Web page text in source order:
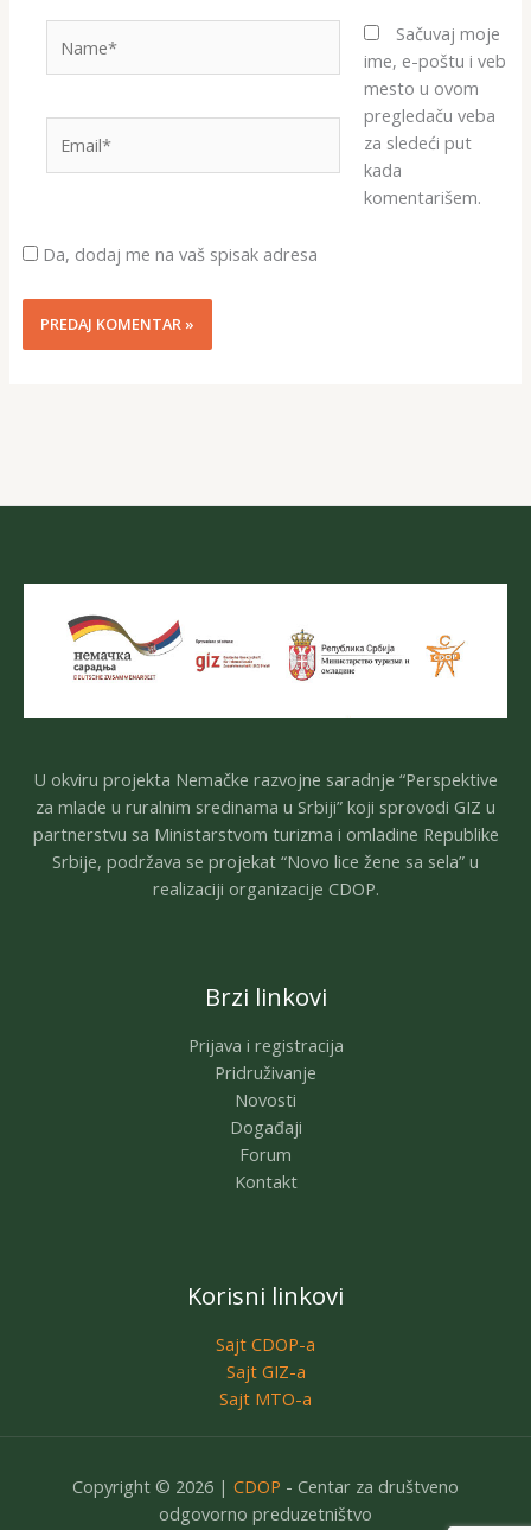
Sačuvaj moje
ime, e-poštu i veb
mesto u ovom
pregledaču veba
za sledeći put
kada
komentarišem.
Da, dodaj me na vaš spisak adresa
U okviru projekta Nemačke razvojne saradnje “Perspektive
za mlade u ruralnim sredinama u Srbiji” koji sprovodi GIZ u
partnerstvu sa Ministarstvom turizma i omladine Republike
Srbije, podržava se projekat “Novo lice žene sa sela” u
realizaciji organizacije CDOP.
Brzi linkovi
Prijava i registracija
Pridruživanje
Novosti
Događaji
Forum
Kontakt
Korisni linkovi
Sajt CDOP-a
Sajt GIZ-a
Sajt MTO-a
Copyright © 2026 | CDOP - Centar za društveno
odgovorno preduzetništvo